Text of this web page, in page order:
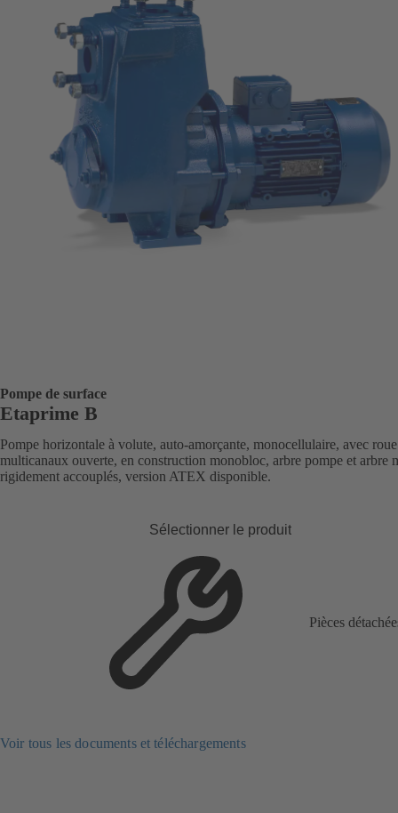
Pompe de surface
Etaprime B
Pompe horizontale à volute, auto-amorçante, monocellulaire, avec roue
multicanaux ouverte, en construction monobloc, arbre pompe et arbre
rigidement accouplés, version ATEX disponible.
Sélectionner le produit
Pièces
Voir tous les documents et téléchargements